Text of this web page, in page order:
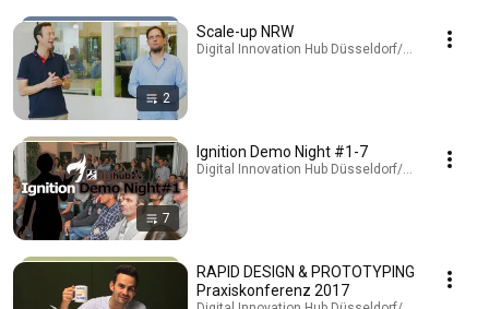
2
Scale-up NRW
Digital Innovation Hub Düsseldorf/Rheinland ·
7
Ignition Demo Night #1-7
Digital Innovation Hub Düsseldorf/Rheinland ·
RAPID DESIGN & PROTOTYPING
Praxiskonferenz 2017